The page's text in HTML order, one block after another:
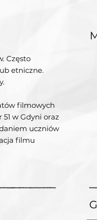
Często
etniczne.
filmowych
w Gdyni oraz
uczniów
filmu